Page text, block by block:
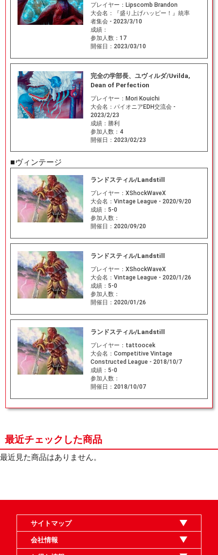
プレイヤー： Lipscomb Brandon
大会名：
『盛り上げハッピー！』統率
者集会 - 2023/3/10
成績：
参加人数： 17
開催日： 2023/03/10
完全の学部長、ユヴィルダ/Uvilda,
Dean of Perfection
プレイヤー： Mori Kouichi
大会名： パイオニアEDH交流会 -
2023/2/23
成績： 勝利
参加人数： 4
開催日： 2023/02/23
■ヴィンテージ
ランドスティル/Landstill
プレイヤー： XShockWaveX
大会名： Vintage League - 2020/9/20
成績： 5-0
参加人数：
開催日： 2020/09/20
ランドスティル/Landstill
プレイヤー： XShockWaveX
大会名： Vintage League - 2020/1/26
成績： 5-0
参加人数：
開催日： 2020/01/26
ランドスティル/Landstill
プレイヤー： tattoocek
大会名： Competitive Vintage
Constructed League - 2018/10/7
成績： 5-0
参加人数：
開催日： 2018/10/07
最近チェックした商品
最近見た商品はありません。
サイトマップ
オンラインショップ
買取
記事
選手一覧
デッキ検索
デッキ構築
イベント・大会
店舗のご案内
お問い合わせ
ヘルプ
FAQ
会社情報